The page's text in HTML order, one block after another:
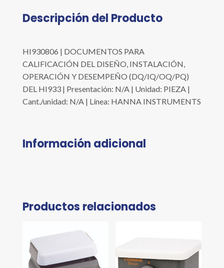
Descripción del Producto
HI930806 | DOCUMENTOS PARA
CALIFICACIÓN DEL DISEÑO, INSTALACIÓN,
OPERACIÓN Y DESEMPEÑO (DQ/IQ/OQ/PQ)
DEL HI933 | Presentación: N/A | Unidad: PIEZA |
Cant./unidad: N/A | Línea: HANNA INSTRUMENTS
Información adicional
Productos relacionados